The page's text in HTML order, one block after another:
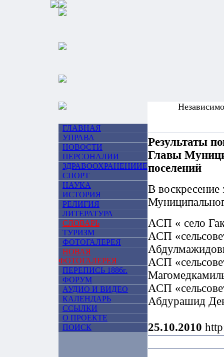
ГЛАВНАЯ
УПРАВА
НОВОСТИ
ПЕРСОНАЛИИ
ЗДРАВООХРАНЕНИИЕ
СПОРТ
НАУКА
ИСТОРИЯ
РЕЛИГИЯ
ЛИТЕРАТУРА
СЛОВАРЬ
ТУРИЗМ
ФОТОГАЛЕРЕЯ
НОВАЯ
ФОТОГАЛЕРЕЯ
ПЕРЕПИСЬ 1886г.
ФОРУМ
АУДИО И ВИДЕО
КАЛЕНДАРЬ
ССЫЛКИ
О ПРОЕКТЕ
ПОИСК
Результаты
Главы
поселений
В
АСП « село
АСП
АСП
АСП
Абдурашид
25.10.2010